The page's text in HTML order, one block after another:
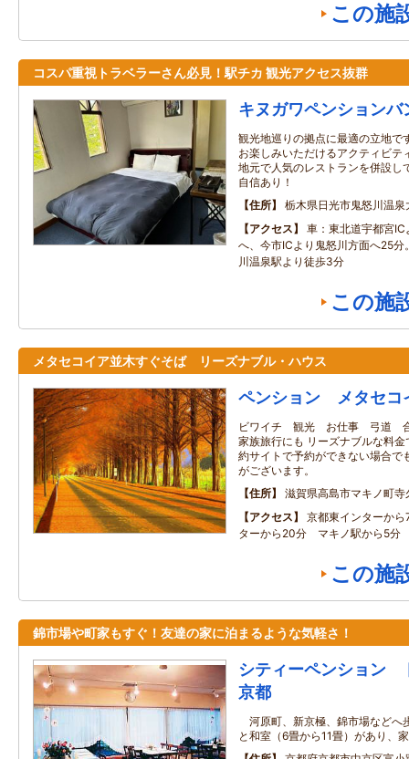
この施
コスパ重視トラベラーさん必見！駅チカ 観光アクセス抜群
キヌガワペンションバ
観光地巡りの拠点に最適の立地で
お楽しみいただけるアクティビテ
地元で人気のレストランを併設し
自信あり！
住所
栃木県日光市鬼怒川温泉
アクセス
車：東北道宇都宮
へ、今市ICより鬼怒川方面へ25分
川温泉駅より徒歩3分
この施
メタセコイア並木すぐそば リーズナブル・ハウス
ペンション メタセコ
ビワイチ 観光 お仕事 弓道
家族旅行にも リーズナブルな料
約サイトで予約ができない場合で
がございます。
住所
滋賀県高島市マキノ町
アクセス
京都東インターか
ターから20分 マキノ駅から5分
この施
錦市場や町家もすぐ！友達の家に泊まるような気軽さ！
シティーペンション
京都
河原町、新京極、錦市場などへ
と和室（6畳から11畳）があり、